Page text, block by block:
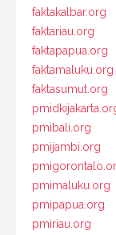
faktakalbar.org
faktariau.org
faktapapua.org
faktamaluku.org
faktasumut.org
pmibali.org
pmijambi.org
pmimaluku.org
pmipapua.org
pmiriau.org